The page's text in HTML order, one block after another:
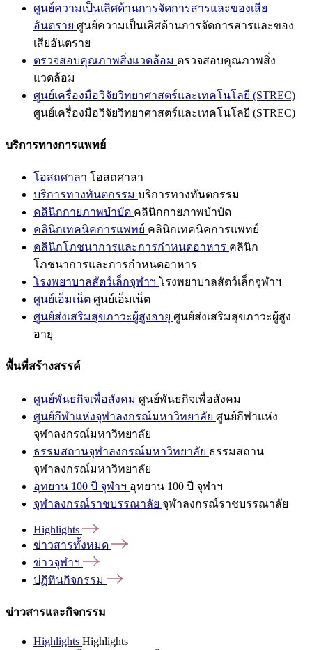
ศูนย์ความเป็นเลิศด้านการจัดการสารและของเสีย
อันตราย ศูนย์ความเป็นเลิศด้านการจัดการสารและของ
เสียอันตราย
ตรวจสอบคุณภาพสิ่งแวดล้อม ตรวจสอบคุณภาพสิ่ง
แวดล้อม
ศูนย์เครื่องมือวิจัยวิทยาศาสตร์และเทคโนโลยี (STREC)
ศูนย์เครื่องมือวิจัยวิทยาศาสตร์และเทคโนโลยี (STREC)
บริการทางการแพทย์
โอสถศาลา โอสถศาลา
บริการทางทันตกรรม บริการทางทันตกรรม
คลินิกกายภาพบำบัด คลินิกกายภาพบำบัด
คลินิกเทคนิคการแพทย์ คลินิกเทคนิคการแพทย์
คลินิกโภชนาการและการกำหนดอาหาร คลินิก
โภชนาการและการกำหนดอาหาร
โรงพยาบาลสัตว์เล็กจุฬาฯ โรงพยาบาลสัตว์เล็กจุฬาฯ
ศูนย์เอ็มเน็ต ศูนย์เอ็มเน็ต
ศูนย์ส่งเสริมสุขภาวะผู้สูงอายุ ศูนย์ส่งเสริมสุขภาวะผู้สูง
อายุ
พื้นที่สร้างสรรค์
ศูนย์พันธกิจเพื่อสังคม ศูนย์พันธกิจเพื่อสังคม
ศูนย์กีฬาแห่งจุฬาลงกรณ์มหาวิทยาลัย ศูนย์กีฬาแห่ง
จุฬาลงกรณ์มหาวิทยาลัย
ธรรมสถานจุฬาลงกรณ์มหาวิทยาลัย ธรรมสถาน
จุฬาลงกรณ์มหาวิทยาลัย
อุทยาน 100 ปี จุฬาฯ อุทยาน 100 ปี จุฬาฯ
จุฬาลงกรณ์ราชบรรณาลัย จุฬาลงกรณ์ราชบรรณาลัย
Highlights
ข่าวสารทั้งหมด
ข่าวจุฬาฯ
ปฏิทินกิจกรรม
ข่าวสารและกิจกรรม
Highlights Highlights